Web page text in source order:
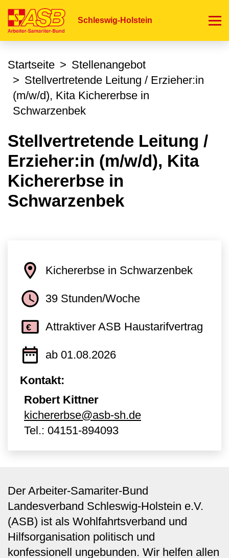
zum
Schleswig-Holstein
Startseite
Stellenangebot
Stellvertretende Leitung / Erzieher:in
(m/w/d), Kita Kichererbse in
Schwarzenbek
Stellvertretende Leitung /
Erzieher:in (m/w/d), Kita
Kichererbse in
Schwarzenbek
Kichererbse in Schwarzenbek
39 Stunden/Woche
Attraktiver ASB Haustarifvertrag
ab 01.08.2026
Kontakt:
Robert Kittner
kichererbse@asb-sh.de
Tel.: 04151-894093
Der Arbeiter-Samariter-Bund
Landesverband Schleswig-Holstein e.V.
(ASB) ist als Wohlfahrtsverband und
Hilfsorganisation politisch und
konfessionell ungebunden. Wir helfen allen